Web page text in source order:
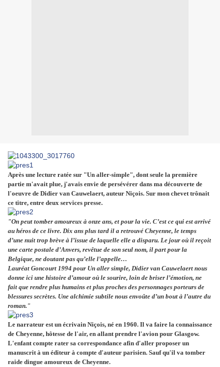
Après une lecture ratée sur "Un aller-simple", dont seule la première
partie m'avait plue, j'avais envie de persévérer dans ma découverte de
l'oeuvre de Didier van Cauwelaert, auteur Niçois. Sur mon chevet trônait
ce titre, entre deux services presse.
"On peut tomber amoureux à onze ans, et pour la vie. C’est ce qui est arrivé
au héros de ce livre. Dix ans plus tard il a retrouvé Cheyenne, le temps
d’une nuit trop brève à l’issue de laquelle elle a disparu. Le jour où il reçoit
une carte postale d’Anvers, revêtue de son seul nom, il part pour la
Belgique, ne doutant pas qu’elle l’appelle…
Lauréat Goncourt 1994 pour Un aller simple, Didier van Cauwelaert nous
donne ici une histoire d’amour où le sourire, loin de briser l’émotion, ne
fait que rendre plus humains et plus proches des personnages porteurs de
blessures secrètes. Une alchimie subtile nous envoûte d’un bout à l’autre du
roman."
Le narrateur est un écrivain Niçois, né en 1960. Il va faire la connaissance
de Cheyenne, hôtesse de l'air, en allant prendre l'avion pour Glasgow.
L'enfant compte rater sa correspondance afin d'aller proposer un
manuscrit à un éditeur à compte d'auteur parisien. Sauf qu'il va tomber
raide dingue amoureux de Cheyenne.